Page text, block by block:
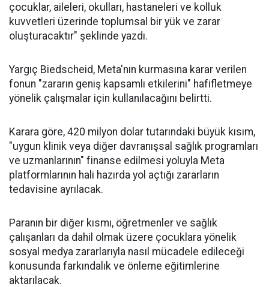
çocuklar, aileleri, okulları, hastaneleri ve kolluk
kuvvetleri üzerinde toplumsal bir yük ve zarar
oluşturacaktır" şeklinde yazdı.
Yargıç Biedscheid, Meta'nın kurmasına karar verilen
fonun "zararın geniş kapsamlı etkilerini" hafifletmeye
yönelik çalışmalar için kullanılacağını belirtti.
Karara göre, 420 milyon dolar tutarındaki büyük kısım,
"uygun klinik veya diğer davranışsal sağlık programları
ve uzmanlarının" finanse edilmesi yoluyla Meta
platformlarının hali hazırda yol açtığı zararların
tedavisine ayrılacak.
Paranın bir diğer kısmı, öğretmenler ve sağlık
çalışanları da dahil olmak üzere çocuklara yönelik
sosyal medya zararlarıyla nasıl mücadele edileceği
konusunda farkındalık ve önleme eğitimlerine
aktarılacak.